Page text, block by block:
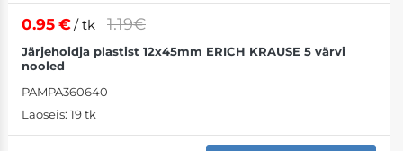
0.95 €/ tk 1.19€
Järjehoidja plastist 12x45mm ERICH KRAUSE 5 värvi
nooled
PAMPA360640
Laoseis: 19 tk